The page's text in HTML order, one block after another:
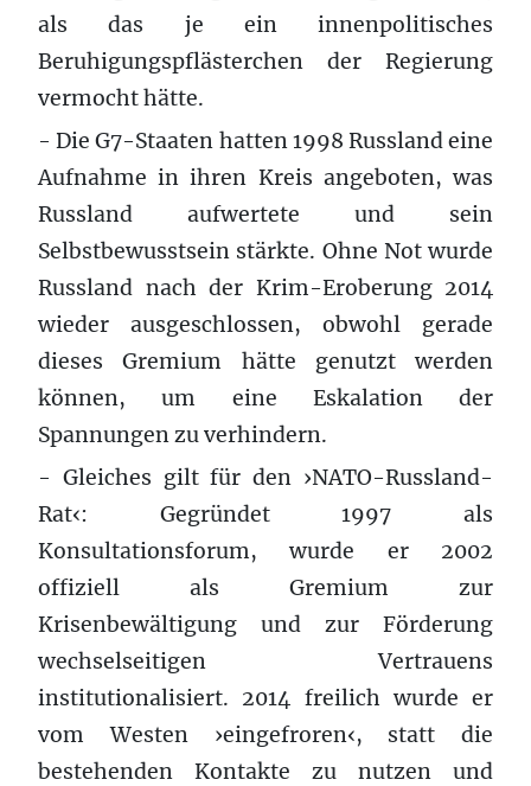
als das je ein innenpolitisches
Beruhigungspflästerchen der Regierung
vermocht hätte.
- Die G7-Staaten hatten 1998 Russland eine
Aufnahme in ihren Kreis angeboten, was
Russland aufwertete und sein
Selbstbewusstsein stärkte. Ohne Not wurde
Russland nach der Krim-Eroberung 2014
wieder ausgeschlossen, obwohl gerade
dieses Gremium hätte genutzt werden
können, um eine Eskalation der
Spannungen zu verhindern.
- Gleiches gilt für den ›NATO-Russland-
Rat‹: Gegründet 1997 als
Konsultationsforum, wurde er 2002
offiziell als Gremium zur
Krisenbewältigung und zur Förderung
wechselseitigen Vertrauens
institutionalisiert. 2014 freilich wurde er
vom Westen ›eingefroren‹, statt die
bestehenden Kontakte zu nutzen und